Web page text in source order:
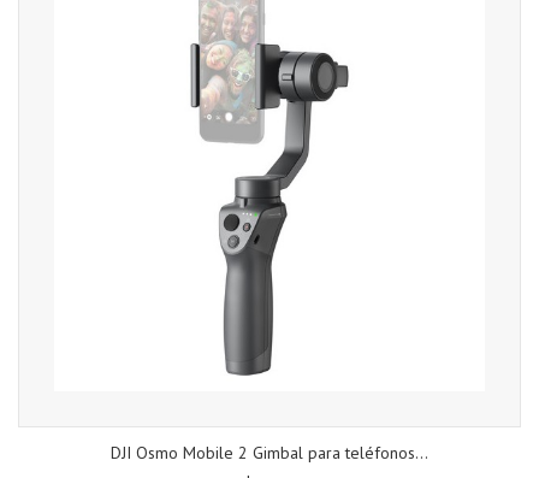
DJI Osmo Mobile 2 Gimbal para teléfonos...